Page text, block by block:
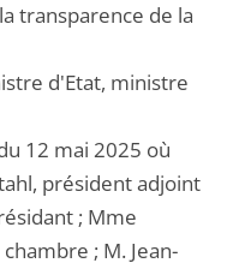
transparence de la
d'Etat, ministre
12 mai 2025 où
président adjoint
; Mme
; M. Jean-